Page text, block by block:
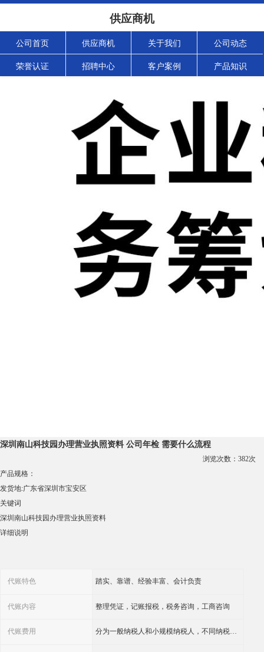
供应商机
公司首页 供应商机 关于我们 公司动态
荣誉认证 招聘中心 客户案例 产品知识
深圳南山科技园办理营业执照资料 公司年检 需要什么流程
浏览次数： 382次
产品规格：
发货地:广东省深圳市宝安区
关键词
深圳南山科技园办理营业执照资料
详细说明
代账特色 踏实、靠谱、经验丰富、会计负责
代账内容 整理凭证，记账报税，税务咨询，工商咨询
代账费用 分为一般纳税人和小规模纳税人，不同纳税登记费用不同